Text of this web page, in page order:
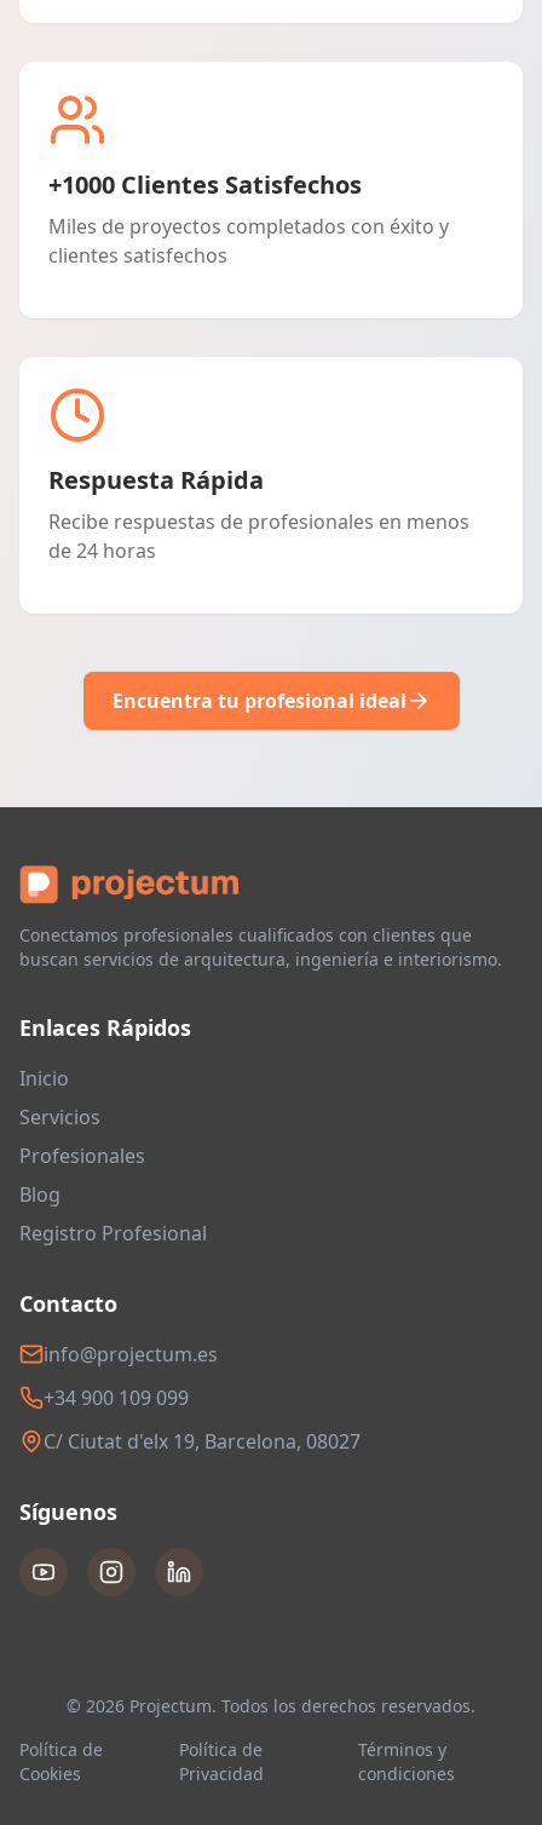
+1000 Clientes Satisfechos
Miles de proyectos completados con éxito y
clientes satisfechos
Respuesta Rápida
Recibe respuestas de profesionales en menos
de 24 horas
Encuentra tu profesional ideal
Conectamos profesionales cualificados con clientes que
buscan servicios de arquitectura, ingeniería e interiorismo.
Enlaces Rápidos
Inicio
Servicios
Profesionales
Blog
Registro Profesional
Contacto
info@projectum.es
+34 900 109 099
C/ Ciutat d'elx 19, Barcelona, 08027
Síguenos
© 2026 Projectum. Todos los derechos reservados.
Política de
Cookies
Política de
Privacidad
Términos y
condiciones